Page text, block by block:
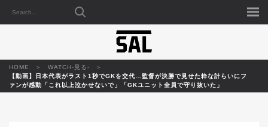
HOME
WATCH-見る-
【動画】日本代表がラスト1秒でGKを交代…監督が決勝で見せた粋な計らいにフ
ァンが感動「これ以上泣かせないで」「GKユニット全員で守り抜いた」